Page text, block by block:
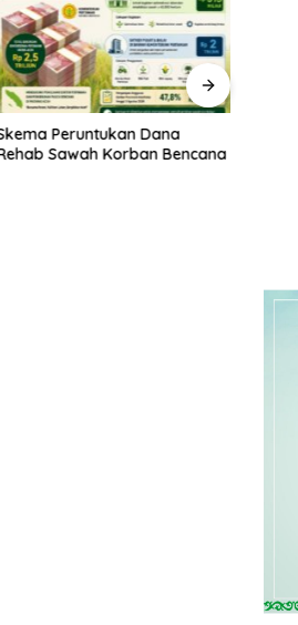
Peruntukan Dana
Sawah Korban Bencana